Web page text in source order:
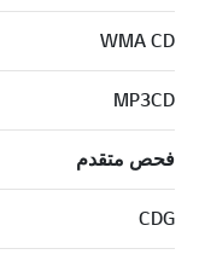
WMA CD
MP3CD
فحص متقدم
CDG